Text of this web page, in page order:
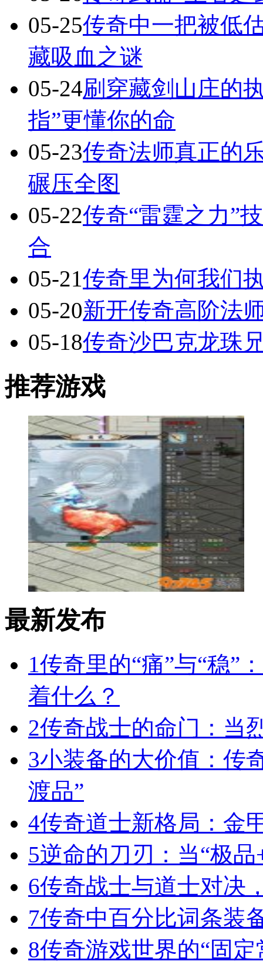
05-25传奇中一把被低
藏吸血之谜
05-24刷穿藏剑山庄的
指”更懂你的命
05-23传奇法师真正的
碾压全图
05-22传奇“雷霆之力”
合
05-21传奇里为何我们
05-20新开传奇高阶法
05-18传奇沙巴克龙珠
推荐游戏
最新发布
1传奇里的“痛”与“稳”
着什么？
2传奇战士的命门：当
3小装备的大价值：传
渡品”
4传奇道士新格局：金
5逆命的刀刃：当“极
6传奇战士与道士对决
7传奇中百分比词条装
8传奇游戏世界的“固